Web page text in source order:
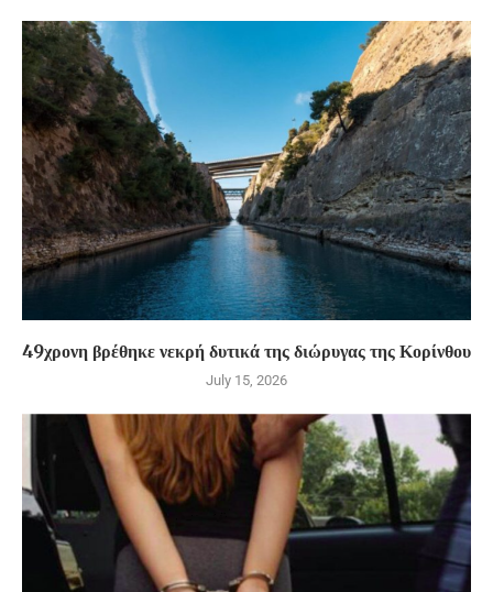
49χρονη βρέθηκε νεκρή δυτικά της διώρυγας της Κορίνθου
July 15, 2026